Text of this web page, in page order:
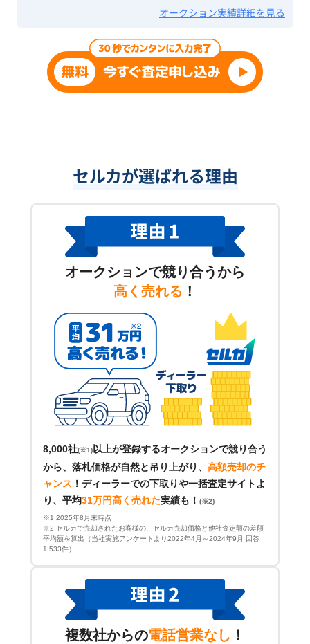
オークション実績詳細を見る
セルカが選ばれる理由
オークションで競り合うから
高く売れる ！
8,000社(※1) 以上が登録するオークションで競り合う
から、落札価格が自然と吊り上がり、 高額売却のチ
ャンス ！ ディーラーでの下取りや一括査定サイトよ
り、平均31万円高く売れた実績も！ (※2)
※1 2025年8月末時点
※2 セルカで売却されたお客様の、セルカ売却価格と他社査定額の差額
平均額を算出（当社実施アンケートより2022年4月～2024年9月 回答
1,533件）
複数社からの電話営業なし ！